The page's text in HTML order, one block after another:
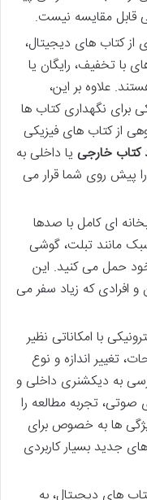
قابل مقایسه نیست.
از کتاب های دیجیتال،
با تخفیف، رایگان یا
علاوه بر این،
برای نگهداری کتاب ها
از کتاب های فیزیکی
کتاب خارجی یا داخلی به
پیش روی شما قرار می
ای کامل با صدها
مانند تبلت، گوشی
خود حمل می کنید. این
و افرادی که زیاد سفر می
با امکاناتی نظیر
تغییر اندازه و نوع
به دیکشنری داخلی و
تجربه مطالعه را
ها به خصوص برای
جدید بسیار کاربردی
های دیجیتال، به